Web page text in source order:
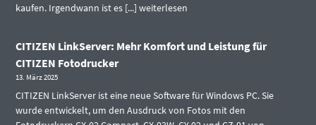
kaufen. Irgendwann ist es [...]weiterlesen
CITIZEN LinkServer: Mehr Komfort und Leistung für
CITIZEN Fotodrucker
13. März 2025
CITIZEN LinkServer ist eine neue Software für Windows PC. Sie
wurde entwickelt, um den Ausdruck von Fotos mit den